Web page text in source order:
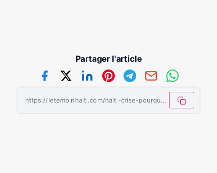
Partager l'article
https://letemoinhaiti.com/haiti-crise-pourquoi-mirlande-manigat-ne-se-rendra-t-elle-pas-a-kingston/